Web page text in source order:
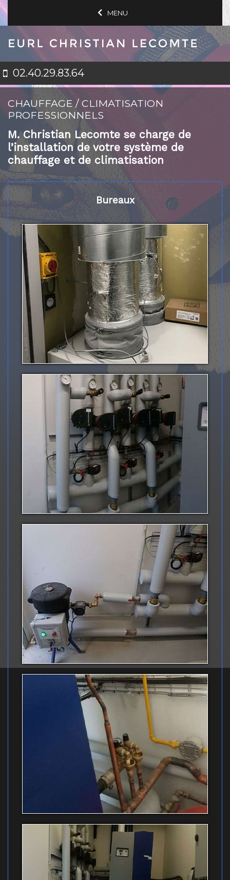
MENU
02.40.29.83.64
M. Christian Lecomte se charge de
l’installation de votre système de
chauffage et de climatisation
Bureaux
CHAUFFAGE / CLIMATISATION
PROFESSIONNELS